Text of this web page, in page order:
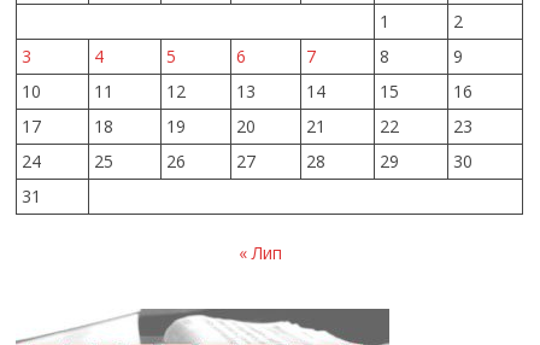
1
2
3
4 5 6 7 8
9
10
11 12 13 14 15
16
17
18 19 20 21 22
23
24
25 26 27 28 29
30
31
« Лип